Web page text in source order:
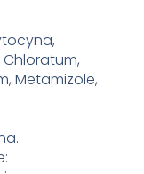
Chloratum,
Metamizole,